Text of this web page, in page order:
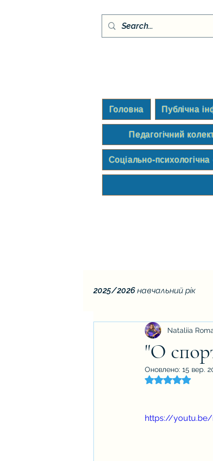
Головна Публічна
Педагогічний
Соціально-
2025/2026 навчальний рік
"О
Nataliia
Оновлено: 15 вер.
Оцінка: NaN з
https://youtu.be/